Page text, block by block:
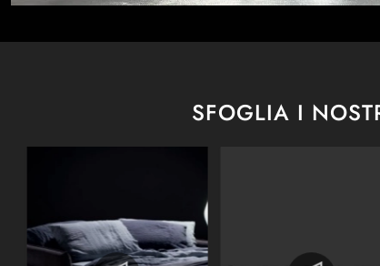
SFOGLIA I